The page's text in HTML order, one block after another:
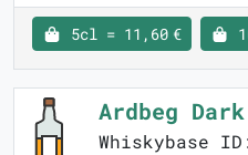
5cl = 11,60 €
Ardbeg
Whiskybase